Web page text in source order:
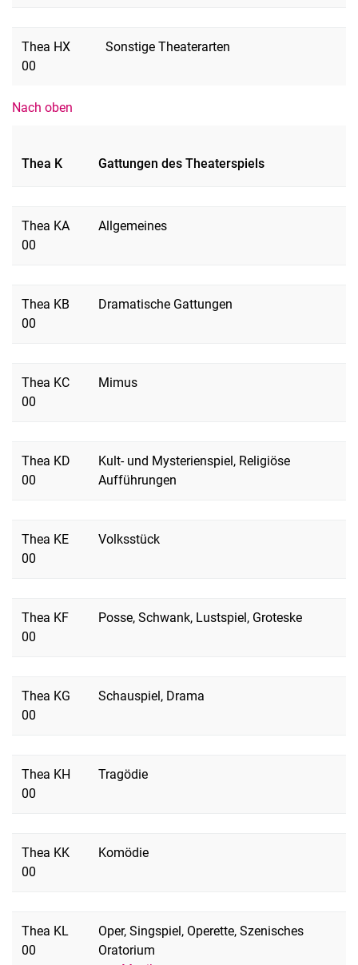
Thea HX
00
Sonstige Theaterarten
Nach oben
Thea K Gattungen des Theaterspiels
Thea KA
00
Allgemeines
Thea KB
00
Dramatische Gattungen
Thea KC
00
Mimus
Thea KD
00
Kult- und Mysterienspiel, Religiöse
Aufführungen
Thea KE
00
Volksstück
Thea KF
00
Posse, Schwank, Lustspiel, Groteske
Thea KG
00
Schauspiel, Drama
Thea KH
00
Tragödie
Thea KK
00
Komödie
Thea KL
00
Oper, Singspiel, Operette, Szenisches
Oratorium